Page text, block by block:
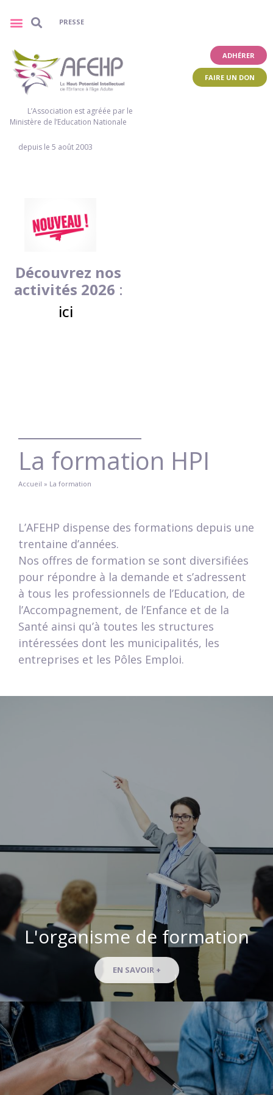
PRESSE
L’Association est agréée par le
Ministère de l’Education Nationale
depuis le 5 août 2003
Découvrez nos
activités 2026 :
ici
ADHÉRER
FAIRE UN DON
La formation HPI
Accueil » La formation
L’AFEHP dispense des formations depuis une
trentaine d’années.
Nos offres de formation se sont diversifiées
pour répondre à la demande et s’adressent
à tous les professionnels de l’Education, de
l’Accompagnement, de l’Enfance et de la
Santé ainsi qu’à toutes les structures
intéressées dont les municipalités, les
entreprises et les Pôles Emploi.
L'organisme de formation
EN SAVOIR +